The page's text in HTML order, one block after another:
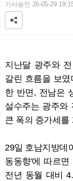
기사승인 26-05-29
지난달 광주와
갈린 흐름을 보
한 반면, 전남은
설수주는 광주와
큰 폭의 증가세를
29일 호남지방데
동동향'에 따르
전년 동월 대비